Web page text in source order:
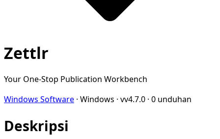
Zettlr
Your One-Stop Publication Workbench
Windows Software · Windows · vv4.7.0 · 0 unduhan
Deskripsi